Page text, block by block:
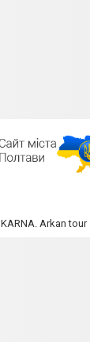
KARNA. Arkan tour